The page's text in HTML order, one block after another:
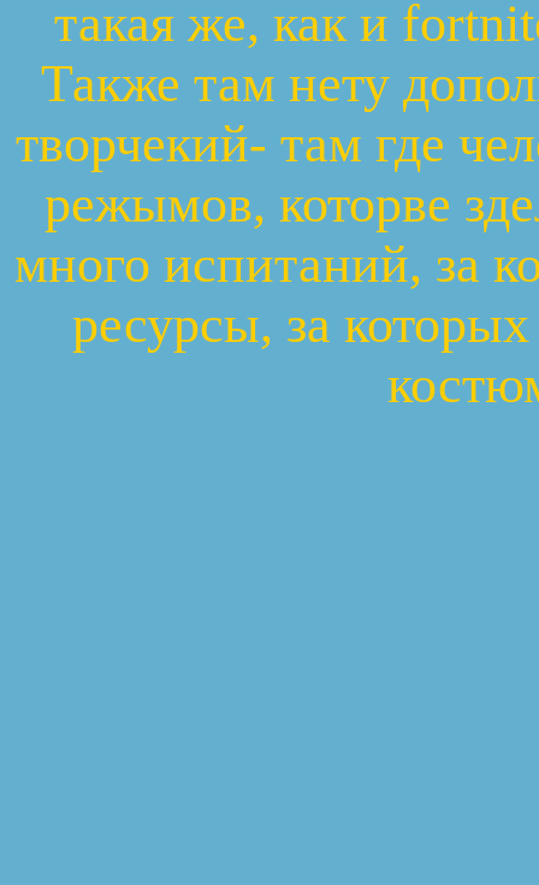
такая же, как и
Также там нету
творчекий- там где
режымов, которве
много испитаний, за
ресурсы, за